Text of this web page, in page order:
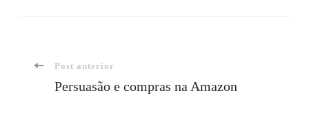
Navegação
Post anterior
Persuasão e compras na Amazon